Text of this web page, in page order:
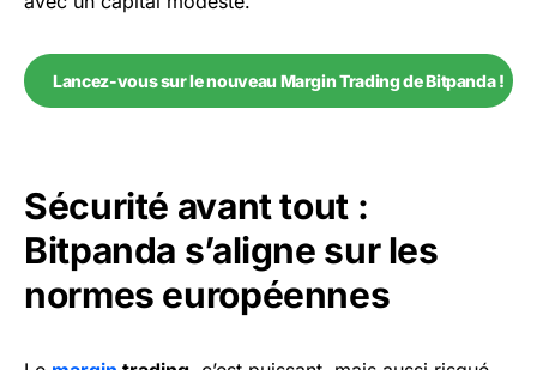
Lancez-vous sur le nouveau Margin Trading de Bitpanda !
Sécurité avant tout :
Bitpanda s’aligne sur les
normes européennes